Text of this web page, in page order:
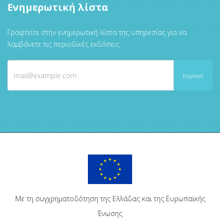
Ενημερωτική λίστα
Γραφτείτε στην ενημερωτική λίστα της υπηρεσίας για να
λαμβάνετε τις περιοδικές εκδόσεις
Με τη συγχρηματοδότηση της Ελλάδας και της Ευρωπαϊκής
Ένωσης